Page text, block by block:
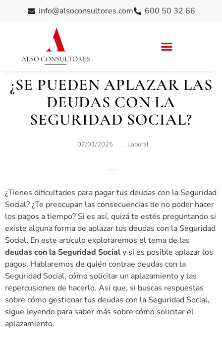
info@alsoconsultores.com 600 50 32 66
¿SE PUEDEN APLAZAR LAS
DEUDAS CON LA
SEGURIDAD SOCIAL?
07/01/2025 , Laboral
¿Tienes dificultades para pagar tus deudas con la Seguridad
Social? ¿Te preocupan las consecuencias de no poder hacer
los pagos a tiempo? Si es así, quizá te estés preguntando si
existe alguna forma de aplazar tus deudas con la Seguridad
Social. En este artículo exploraremos el tema de las
deudas con la Seguridad Socialy si es posible aplazar los
pagos. Hablaremos de quién contrae deudas con la
Seguridad Social, cómo solicitar un aplazamiento y las
repercusiones de hacerlo. Así que, si buscas respuestas
sobre cómo gestionar tus deudas con la Seguridad Social,
sigue leyendo para saber más sobre cómo solicitar el
aplazamiento.